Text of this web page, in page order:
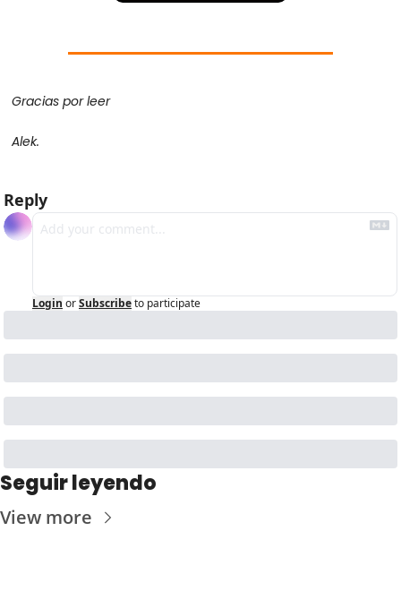
Gracias por leer
Alek.
Reply
Login orSubscribeto participate
Seguir leyendo
View more